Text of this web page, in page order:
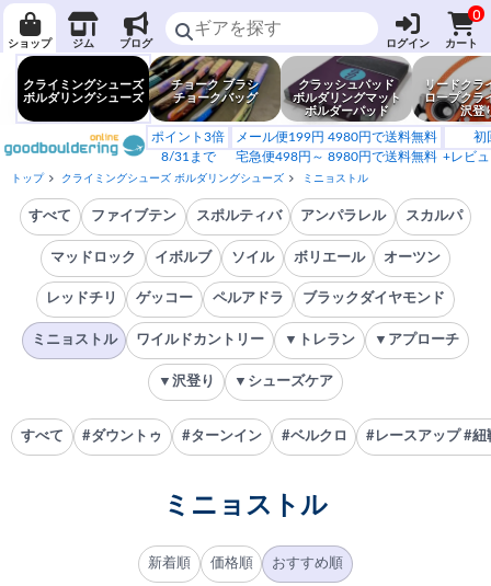
ショップ ジム ブログ ログイン
0
カート
クライミングシューズ
ボルダリングシューズ
チョーク ブラシ
チョークバッグ
クラッシュパッド
ボルダリングマット
ボルダーパッド
リードクラ
ロープクラ
沢登
ポイント3倍
8/31まで
メール便199円 4980円で送料無料
宅急便498円～ 8980円で送料無料
初
+レビ
トップ クライミングシューズ ボルダリングシューズ ミニョストル
すべて ファイブテン スポルティバ アンパラレル スカルパ
マッドロック イボルブ ソイル ボリエール オーツン
レッドチリ ゲッコー ペルアドラ ブラックダイヤモンド
ミニョストル ワイルドカントリー ▼トレラン ▼アプローチ
▼沢登り ▼シューズケア
すべて #ダウントゥ #ターンイン #ベルクロ #レースアップ #紐
ミニョストル
新着順 価格順 おすすめ順